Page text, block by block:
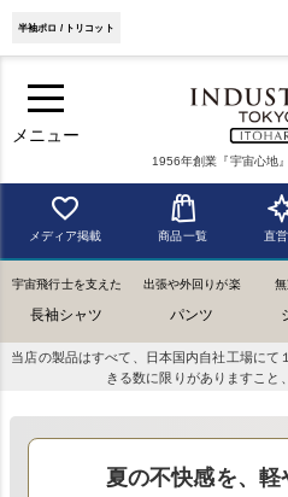
メニュー
1956年創業『宇宙心地
メディア掲載 商品一覧 直
宇宙飛行士を支えた
長袖シャツ
出張や外回りが楽
パンツ
当店の製品はすべて、日本国内自社工場に
きる数に限りがありますこと
半袖ポロ / トリコット
夏の不快感を、軽